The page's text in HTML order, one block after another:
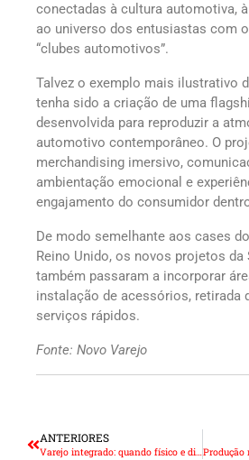
conectadas à cultura automotiva,
ao universo dos entusiastas com
“clubes automotivos”.
Talvez o exemplo mais ilustrativo
tenha sido a criação de uma
desenvolvida para reproduzir a
automotivo contemporâneo. O
merchandising imersivo,
ambientação emocional e
engajamento do consumidor
De modo semelhante aos cases
Reino Unido, os novos projetos da
também passaram a incorporar
instalação de acessórios, retirada
serviços rápidos.
Fonte: Novo Varejo
ANTERIORES
Varejo integrado: quando físico e digital deixam de competir e passam a convergir